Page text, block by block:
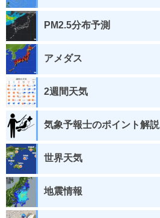
PM2.5分布予測
アメダス
2週間天気
気象予報士のポイント解説
世界天気
地震情報